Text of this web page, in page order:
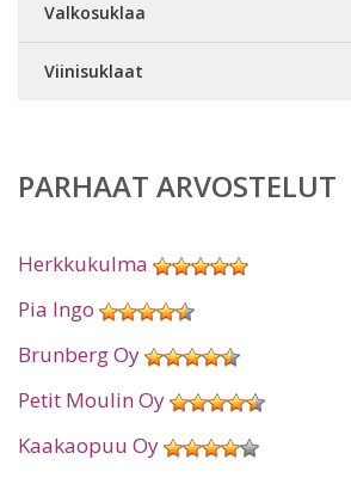
Valkosuklaa
Viinisuklaat
PARHAAT ARVOSTELUT
Herkkukulma
Pia Ingo
Brunberg Oy
Petit Moulin Oy
Kaakaopuu Oy